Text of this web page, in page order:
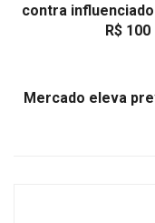
contra
R$
Mercado eleva